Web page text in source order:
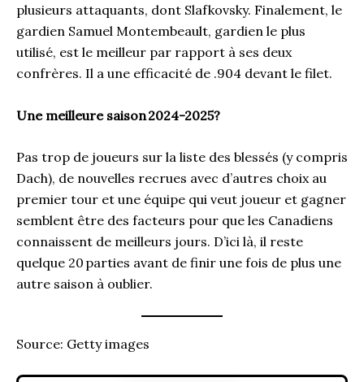
plusieurs attaquants, dont Slafkovsky. Finalement, le
gardien Samuel Montembeault, gardien le plus
utilisé, est le meilleur par rapport à ses deux
confrères. Il a une efficacité de .904 devant le filet.
Une meilleure saison 2024-2025?
Pas trop de joueurs sur la liste des blessés (y compris
Dach), de nouvelles recrues avec d’autres choix au
premier tour et une équipe qui veut joueur et gagner
semblent être des facteurs pour que les Canadiens
connaissent de meilleurs jours. D’ici là, il reste
quelque 20 parties avant de finir une fois de plus une
autre saison à oublier.
Source: Getty images